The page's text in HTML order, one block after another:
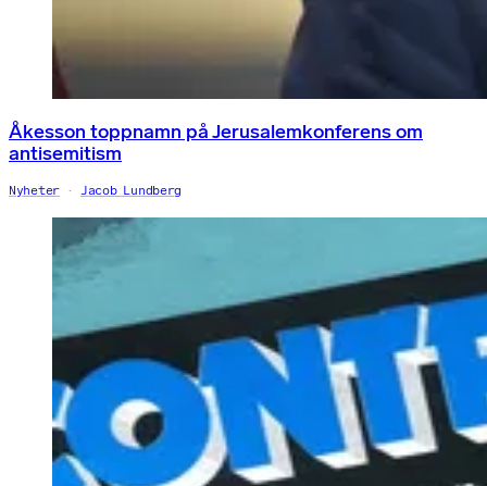
Åkesson toppnamn på Jerusalemkonferens om
antisemitism
Nyheter Jacob Lundberg